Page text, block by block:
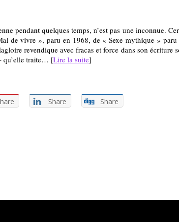
pendant quelques temps, n’est pas une inconnue.
de vivre », paru en 1968, de « Sexe mythique »
revendique avec fracas et force dans son écriture
qu’elle traite… [Lire la suite]
Share Share